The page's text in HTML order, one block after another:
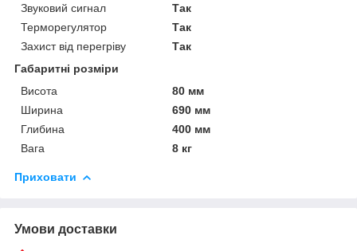
Звуковий сигнал
Так
Терморегулятор
Так
Захист від перегріву
Так
Габаритні розміри
Висота
80 мм
Ширина
690 мм
Глибина
400 мм
Вага
8 кг
Приховати
Умови доставки